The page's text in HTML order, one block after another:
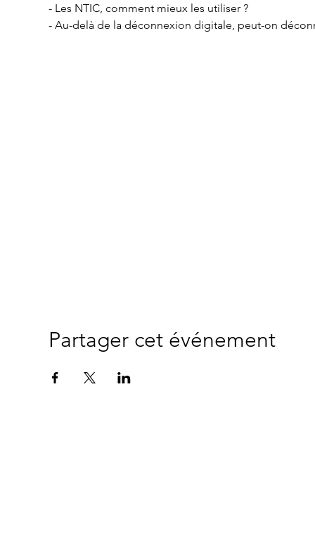
- Les NTIC, comment mieux les utiliser ?
- Au-delà de la déconnexion digitale, peut-on
Partager cet événement